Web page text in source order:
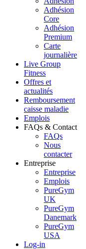
Adhésion
Core
Adhésion
Premium
Carte
journalière
Live Group
Fitness
Offres et
actualités
Remboursement
caisse maladie
Emplois
FAQs & Contact
FAQs
Nous
contacter
Entreprise
Entreprise
Emplois
PureGym
UK
PureGym
Danemark
PureGym
USA
Log-in